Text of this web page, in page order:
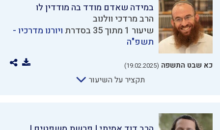
במידה שאדם מודד בה מודדין לו
הרב מרדכי וולנוב
שיעור 1 מתוך 35 בסדרת
ויורנו מדרכיו -
תשפ"ה
כא שבט התשפה (19.02.2025)
תקציר על השיעור